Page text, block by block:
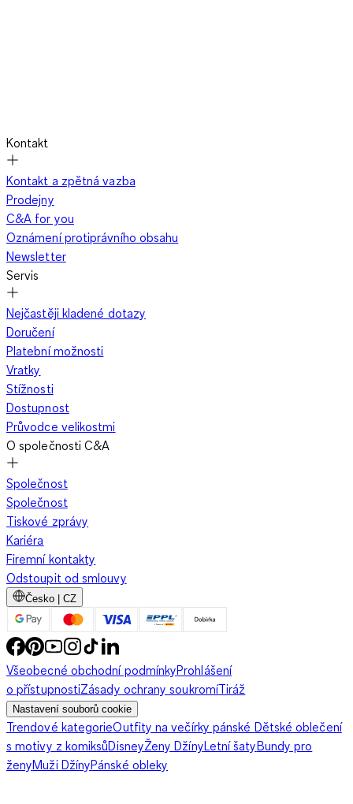
Kontakt
Kontakt a zpětná vazba
Prodejny
C&A for you
Oznámení protiprávního obsahu
Newsletter
Servis
Nejčastěji kladené dotazy
Doručení
Platební možnosti
Vratky
Stížnosti
Dostupnost
Průvodce velikostmi
O společnosti C&A
Společnost
Společnost
Tiskové zprávy
Kariéra
Firemní kontakty
Odstoupit od smlouvy
Česko | CZ
Všeobecné obchodní podmínkyProhlášení
o přístupnostiZásady ochrany soukromíTiráž
Nastavení souborů cookie
Trendové kategorieOutfity na večírky pánské Dětské oblečení
s motivy z komiksůDisneyŽeny DžínyLetní šatyBundy pro
ženyMuži DžínyPánské obleky